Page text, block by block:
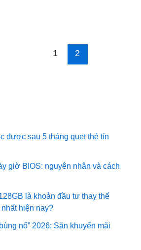
1 2
được sau 5 tháng quẹt thẻ tín
giờ BIOS: nguyên nhân và cách
là khoản đầu tư thay thế
hiện nay?
nổ” 2026: Săn khuyến mãi